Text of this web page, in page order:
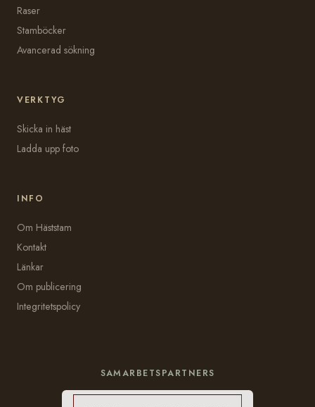
Raser
Stamböcker
Avancerad sökning
VERKTYG
Skicka in häst
Ladda upp foto
INFO
Om Häststam
Kontakt
Länkar
Om publicering
Integritetspolicy
SAMARBETSPARTNERS